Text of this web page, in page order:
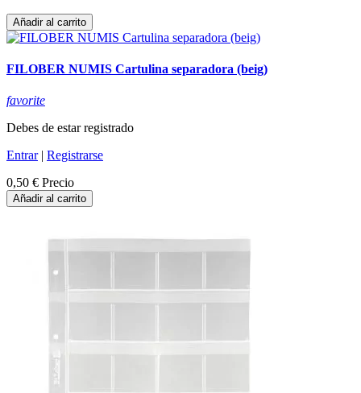
Añadir al carrito
FILOBER NUMIS Cartulina separadora (beig)
favorite
Debes de estar registrado
Entrar| Registrarse
0,50 € Precio
Añadir al carrito